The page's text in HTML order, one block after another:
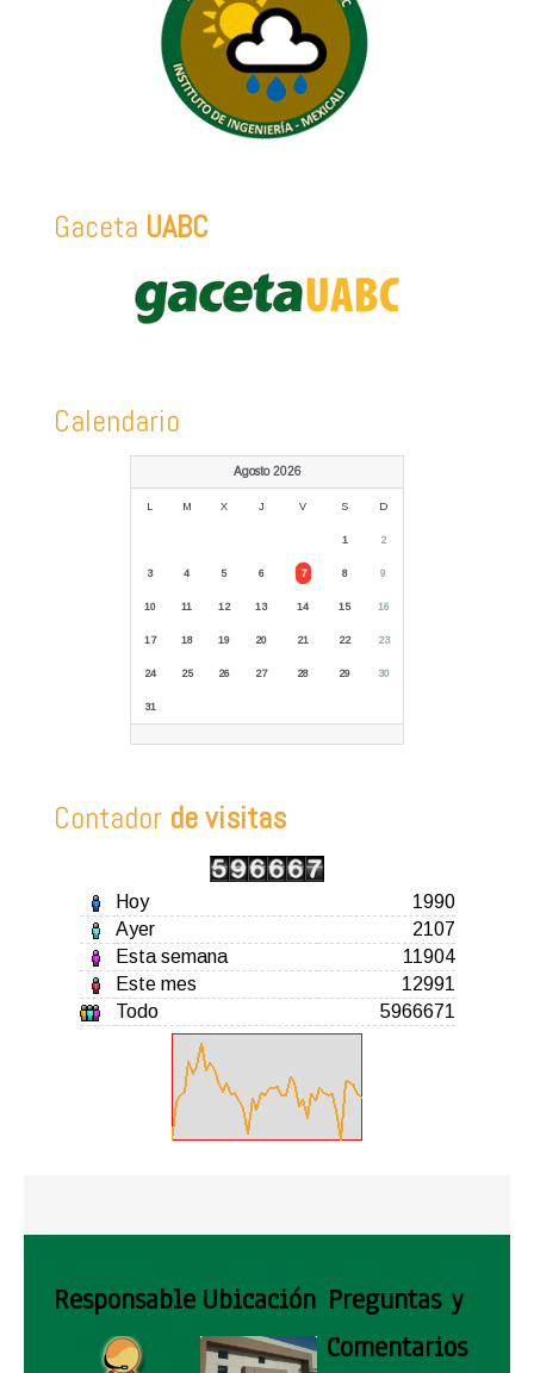
Gaceta UABC
Calendario
Agosto 2026
L M X J V S D
1 2
3 4 5 6 7 8 9
10 11 12 13 14 15 16
17 18 19 20 21 22 23
24 25 26 27 28 29 30
31
Contador de visitas
Hoy
1990
Ayer
2107
Esta semana
11904
Este mes
12991
Todo
5966671
Responsable Ubicación Preguntas y
Comentarios